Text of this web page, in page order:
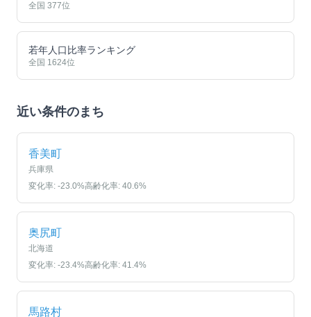
全国 377位
若年人口比率ランキング
全国 1624位
近い条件のまち
香美町
兵庫県
変化率: -23.0%高齢化率: 40.6%
奥尻町
北海道
変化率: -23.4%高齢化率: 41.4%
馬路村